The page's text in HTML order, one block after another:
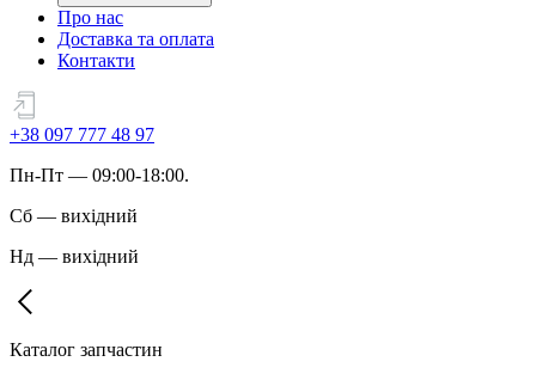
Про нас
Доставка та оплата
Контакти
+38 097 777 48 97
Пн-Пт — 09:00-18:00.
Сб — вихідний
Нд — вихідний
Каталог запчастин